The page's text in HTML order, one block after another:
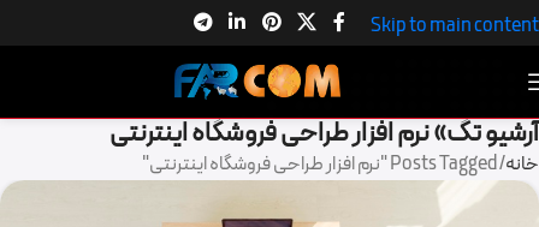
Skip to main content
آرشیو تگ» نرم افزار طراحی فروشگاه اینترنتی
خانه Posts Tagged "نرم افزار طراحی فروشگاه اینترنتی"